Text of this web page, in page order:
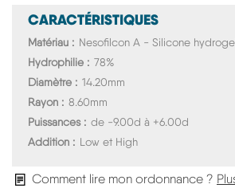
CARACTÉRISTIQUES
Matériau
Nesofilcon A - Silicone
Hydrophilie
78%
Diamètre
14.20mm
Rayon
8.60mm
Puissances
de -9.00d à +6.00d
Addition
Low et High
Comment lire mon ordonnance ?